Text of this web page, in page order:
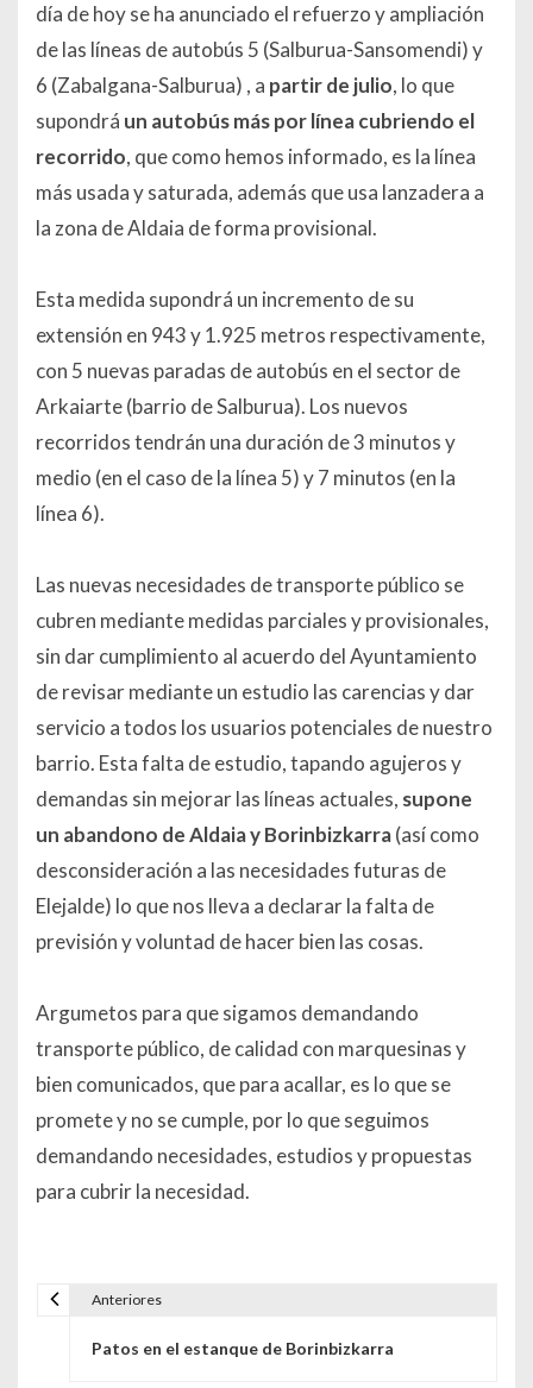
día de hoy se ha anunciado el refuerzo y ampliación
de las líneas de autobús 5 (Salburua-Sansomendi) y
6 (Zabalgana-Salburua) , a partir de julio, lo que
supondrá un autobús más por línea cubriendo el
recorrido, que como hemos informado, es la línea
más usada y saturada, además que usa lanzadera a
la zona de Aldaia de forma provisional.
Esta medida supondrá un incremento de su
extensión en 943 y 1.925 metros respectivamente,
con 5 nuevas paradas de autobús en el sector de
Arkaiarte (barrio de Salburua). Los nuevos
recorridos tendrán una duración de 3 minutos y
medio (en el caso de la línea 5) y 7 minutos (en la
línea 6).
Las nuevas necesidades de transporte público se
cubren mediante medidas parciales y provisionales,
sin dar cumplimiento al acuerdo del Ayuntamiento
de revisar mediante un estudio las carencias y dar
servicio a todos los usuarios potenciales de nuestro
barrio. Esta falta de estudio, tapando agujeros y
demandas sin mejorar las líneas actuales, supone
un abandono de Aldaia y Borinbizkarra(así como
desconsideración a las necesidades futuras de
Elejalde) lo que nos lleva a declarar la falta de
previsión y voluntad de hacer bien las cosas.
Argumetos para que sigamos demandando
transporte público, de calidad con marquesinas y
bien comunicados, que para acallar, es lo que se
promete y no se cumple, por lo que seguimos
demandando necesidades, estudios y propuestas
para cubrir la necesidad.
Anteriores
Patos en el estanque de Borinbizkarra